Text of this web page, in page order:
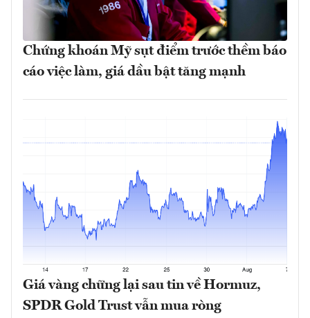
Chứng khoán Mỹ sụt điểm trước thềm báo
cáo việc làm, giá dầu bật tăng mạnh
Giá vàng chững lại sau tin về Hormuz,
SPDR Gold Trust vẫn mua ròng